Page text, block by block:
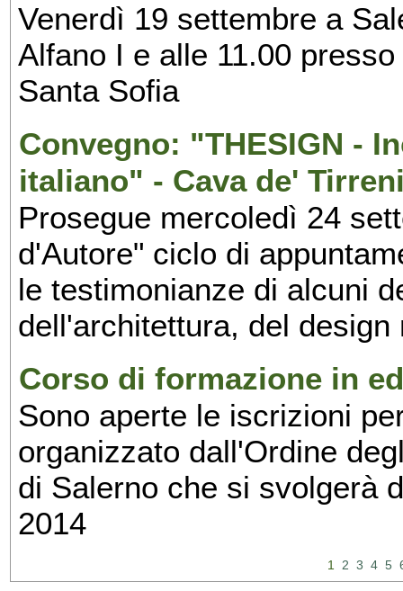
Venerdì 19 settembre a
Alfano I e alle 11.00
Santa Sofia
Convegno: "THESIGN -
italiano" - Cava de'
Prosegue mercoledì 24
d'Autore" ciclo di
le testimonianze di alcuni
dell'architettura, del
Corso di formazione in
Sono aperte le iscrizioni
organizzato dall'Ordine
di Salerno che si svolgerà
2014
1 2 3 4 5